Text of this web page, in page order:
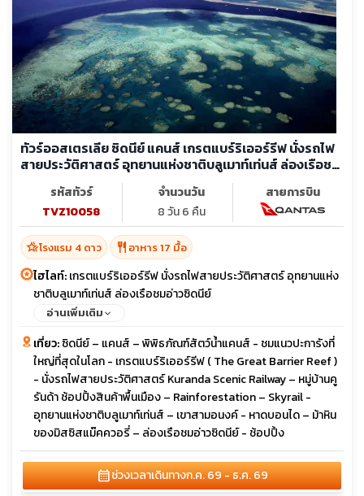
ทัวร์ออสเตรเลีย ซิดนีย์ แคนส์ เกรตแบร์ริเออร์รีฟ นั่งรถไฟ
สายประวัติศาสตร์ อุทยานแห่งชาติบลูเมาท์เท่นส์ ล่องเรือชม
รหัสทัวร์
TVZ10058
จำนวนวัน
8 วัน 6 คืน
สายการบิน
hotel_classโรงแรม 4 ดาว restaurant อาหาร 17 มื้อ
ไฮไลท์:เกรตแบร์ริเออร์รีฟ นั่งรถไฟสายประวัติศาสตร์ อุทยานแห่ง
ชาติบลูเมาท์เท่นส์ ล่องเรือชมอ่าวซิดนีย์
อ่านเพิ่มเติม
เที่ยว:ซิดนีย์ – แคนส์ – พิพิธภัณฑ์สัตว์น้ำแคนส์ - ชมแนวปะการังที่
ใหญ่ที่สุดในโลก - เกรตแบร์ริเออร์รีฟ ( The Great Barrier Reef )
- นั่งรถไฟสายประวัติศาสตร์ Kuranda Scenic Railway – หมู่บ้านคู
รันด้า ช้อปปิ้งสินค้าพื้นเมือง – Rainforestation – Skyrail -
อุทยานแห่งชาติบลูเมาท์เท่นส์ – เขาสามอนงค์ - หาดบอนได – ม้าหิน
ของมิสซิสแม๊คควอรี่ – ล่องเรือชมอ่าวซิดนีย์ - ช้อปปิ้ง
calendar_monthช่วงเวลาเดินทางก.ค. 69 - ธ.ค. 69